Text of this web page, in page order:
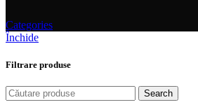
Categories
Închide
Filtrare produse
Search